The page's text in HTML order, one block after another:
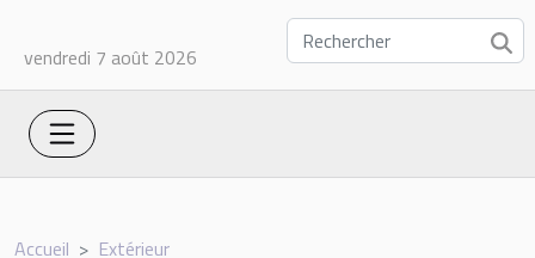
vendredi 7 août 2026
Accueil
Extérieur